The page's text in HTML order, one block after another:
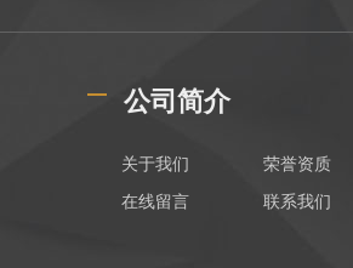
公司简介
关于我们 荣誉资质
在线留言 联系我们